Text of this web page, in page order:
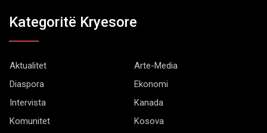
Kategoritë Kryesore
Aktualitet
Arte-Media
Diaspora
Ekonomi
Intervista
Kanada
Komunitet
Kosova